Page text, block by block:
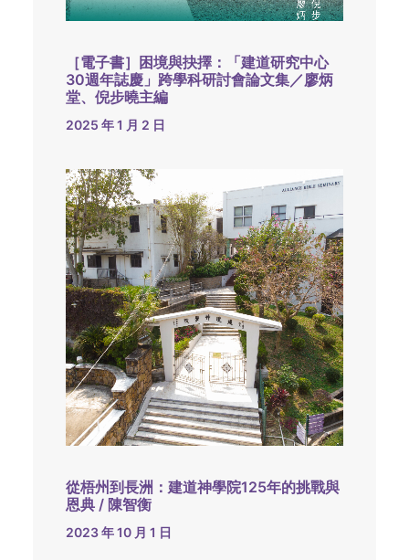
［電子書］困境與抉擇：「建道研究中心
30週年誌慶」跨學科研討會論文集／廖炳
堂、倪步曉主編
2025 年 1 月 2 日
從梧州到長洲：建道神學院125年的挑戰與
恩典 / 陳智衡
2023 年 10 月 1 日